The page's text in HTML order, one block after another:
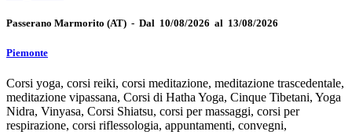
Passerano Marmorito (AT) - Dal 10/08/2026 al 13/08/2026
Piemonte
Corsi yoga, corsi reiki, corsi meditazione, meditazione trascedentale,
meditazione vipassana, Corsi di Hatha Yoga, Cinque Tibetani, Yoga
Nidra, Vinyasa, Corsi Shiatsu, corsi per massaggi, corsi per
respirazione, corsi riflessologia, appuntamenti, convegni,